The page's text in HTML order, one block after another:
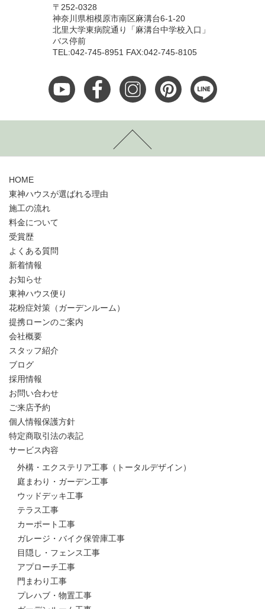
〒252-0328
神奈川県相模原市南区麻溝台6-1-20
北里大学東病院通り「麻溝台中学校入口」
バス停前
TEL:042-745-8951 FAX:042-745-8105
HOME
東神ハウスが選ばれる理由
施工の流れ
料金について
受賞歴
よくある質問
新着情報
お知らせ
東神ハウス便り
花粉症対策（ガーデンルーム）
提携ローンのご案内
会社概要
スタッフ紹介
ブログ
採用情報
お問い合わせ
ご来店予約
個人情報保護方針
特定商取引法の表記
サービス内容
外構・エクステリア工事（トータルデザイン）
庭まわり・ガーデン工事
ウッドデッキ工事
テラス工事
カーポート工事
ガレージ・バイク保管庫工事
目隠し・フェンス工事
アプローチ工事
門まわり工事
プレハブ・物置工事